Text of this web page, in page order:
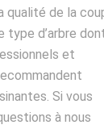
qualité de la
type d’arbre
et
Si vous
à nous